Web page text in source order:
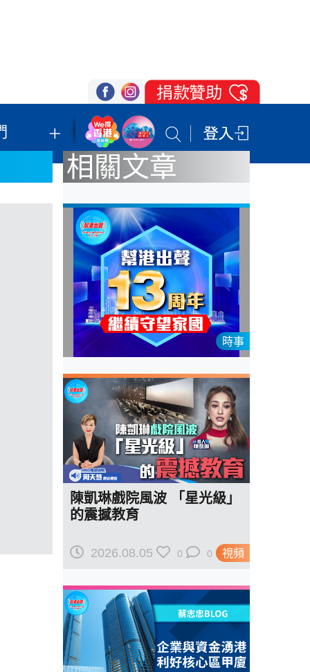
我們的立場 登記支持 聯絡我們
相關文章
時事
視頻
陳凱琳戲院風波 「星光級」
的震撼教育
2026.08.05 0 0